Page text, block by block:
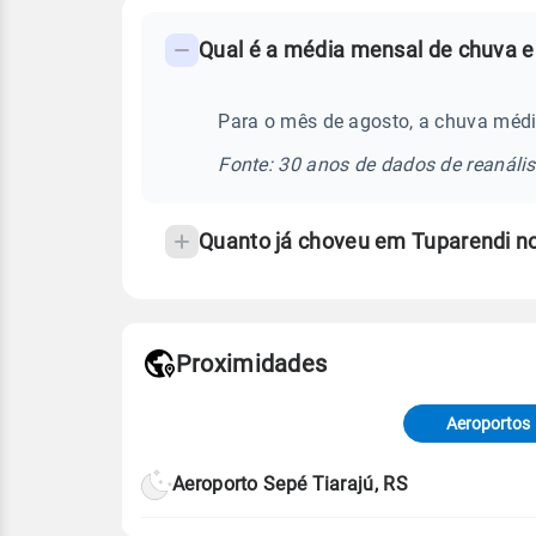
frequentes
temperatura
Qual é a média mensal de chuva
Para o mês de agosto, a chuva
Fonte: 30 anos de dados de
Quanto já choveu em Tuparendi
de Tempo e Estudos Climáticos
Proximidades
Aeroportos
Aeroporto Sepé Tiarajú, RS